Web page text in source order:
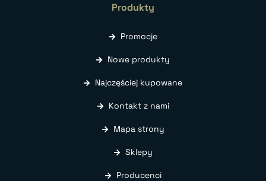
Produkty
Promocje
Nowe produkty
Najczęściej kupowane
Kontakt z nami
Mapa strony
Sklepy
Producenci